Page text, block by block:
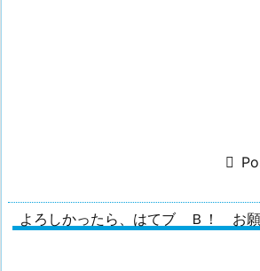

よろしかったら、はてブ Ｂ！ お